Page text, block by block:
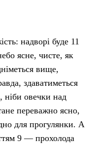
надворі буде 11
ясне, чисте, як
вище,
здаватиметься
ніби овечки над
переважно ясно,
для прогулянки. А
9 — прохолода